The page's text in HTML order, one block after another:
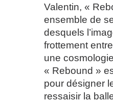
Valentin, «
ensemble de
desquels
frottement
une
« Rebound »
pour désigner
ressaisir la